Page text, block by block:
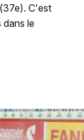
C'est
dans le